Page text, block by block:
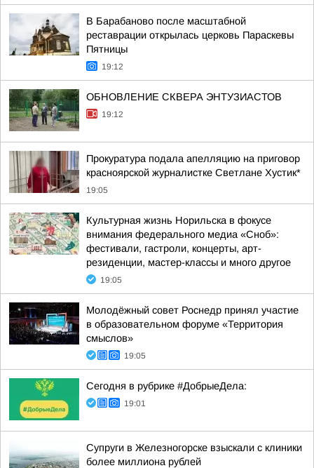
В Барабаново после масштабной
реставрации открылась церковь Параскевы
Пятницы
19:12
ОБНОВЛЕНИЕ СКВЕРА ЭНТУЗИАСТОВ
19:12
Прокуратура подала апелляцию на приговор
красноярской журналистке Светлане Хустик*
19:05
Культурная жизнь Норильска в фокусе
внимания федерального медиа «Сноб»:
фестивали, гастроли, концерты, арт-
резиденции, мастер-классы и много другое
19:05
Молодёжный совет Роснедр принял участие
в образовательном форуме «Территория
смыслов»
19:05
Сегодня в рубрике #ДобрыеДела:
19:01
Супруги в Железногорске взыскали с клиники
более миллиона рублей